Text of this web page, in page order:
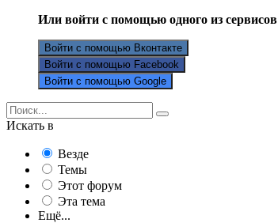
Или войти с помощью одного из сервисов
Войти с помощью Вконтакте
Войти с помощью Facebook
Войти с помощью Google
Искать в
Везде
Темы
Этот форум
Эта тема
Ещё...